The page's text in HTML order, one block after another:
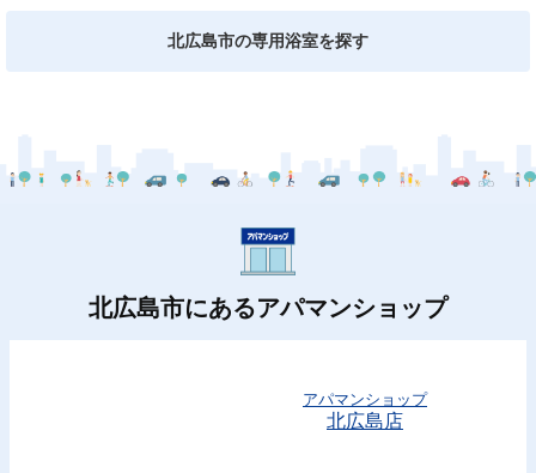
北広島市の専用浴室を探す
北広島市にあるアパマンショップ
アパマンショップ
北広島店